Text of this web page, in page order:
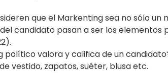
que el Markenting sea no sólo un
candidato pasan a ser los
político valora y califica de un
vestido, zapatos, suéter, blusa etc.